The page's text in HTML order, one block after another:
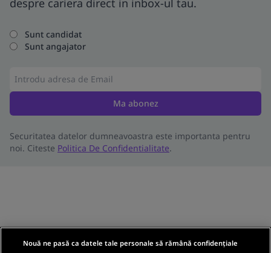
Sunt candidat
Sunt angajator
Ma abonez
Securitatea datelor dumneavoastra este importanta pentru
noi. Citeste Politica De Confidentialitate.
Nouă ne pasă ca datele tale personale să rămână confidențiale